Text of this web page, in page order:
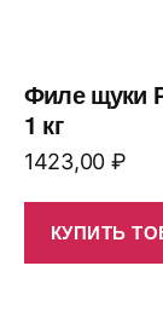
Филе щуки
1 кг
1423,00 ₽
КУПИТЬ